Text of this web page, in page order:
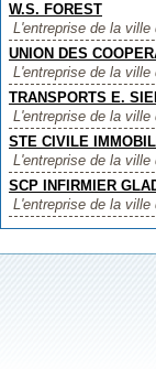
W.S. FOREST
L'entreprise de la
UNION DES
L'entreprise de la
TRANSPORTS E.
L'entreprise de la
STE CIVILE
L'entreprise de la
SCP INFIRMIER
L'entreprise de la